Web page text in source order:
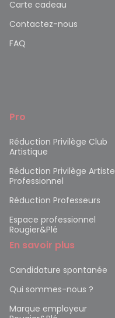
Carte cadeau
Contactez-nous
FAQ
Pro
Réduction Privilège Club
Artistique
Réduction Privilège Artiste
Professionnel
Réduction Professeurs
Espace professionnel
Rougier&Plé
En savoir plus
Candidature spontanée
Qui sommes-nous ?
Marque employeur